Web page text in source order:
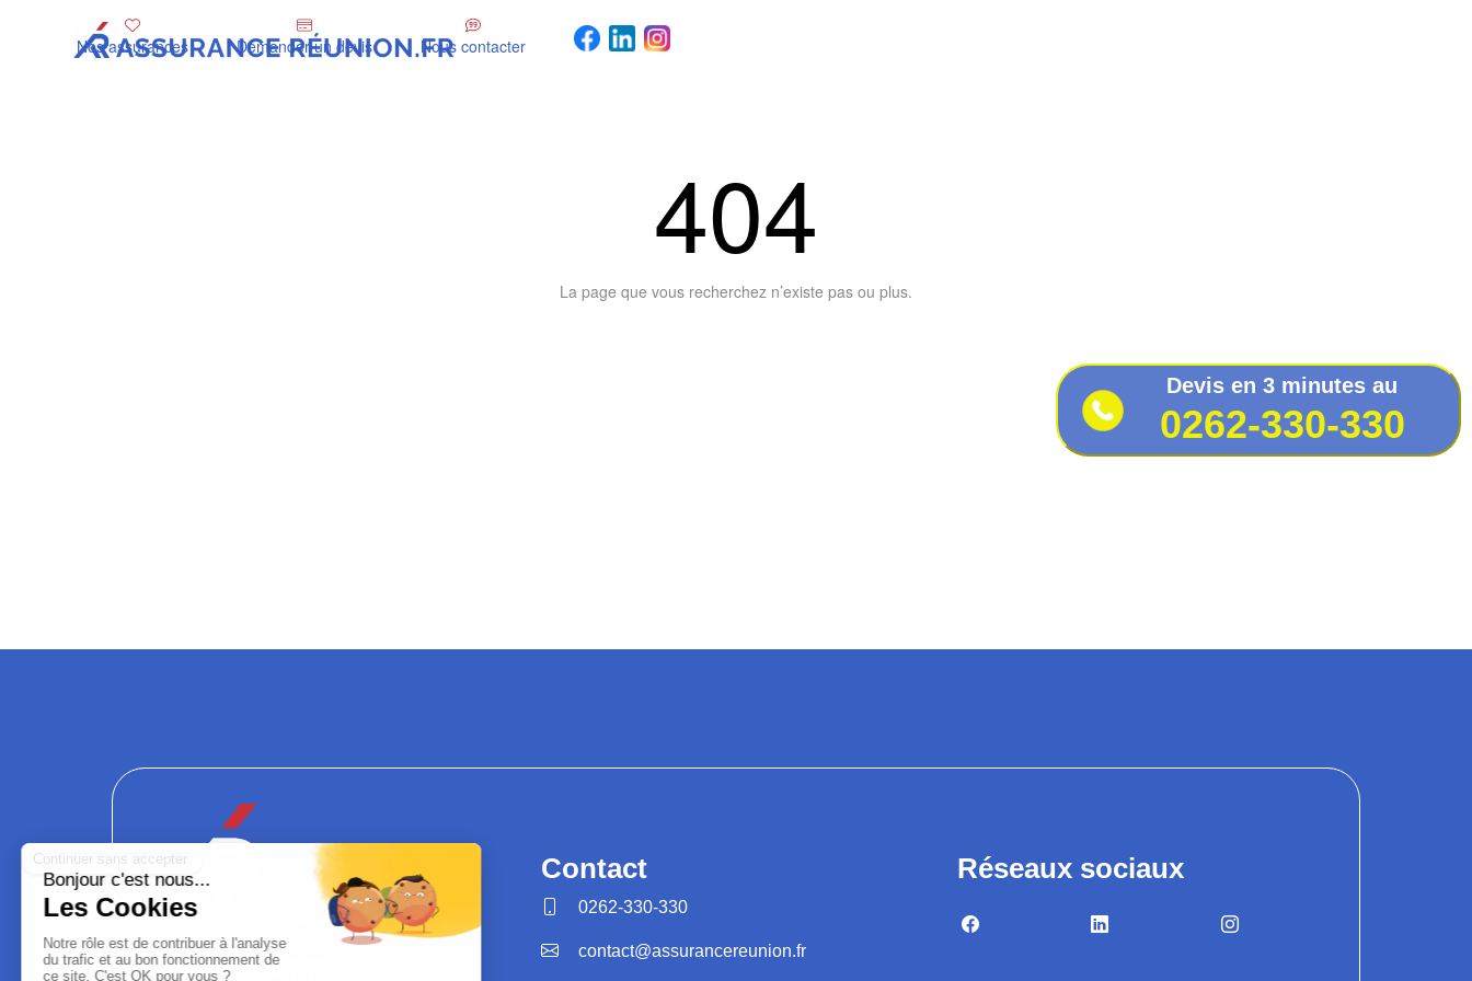
Nos assurances Demander un devis Nous contacter
404
La page que vous recherchez n’existe pas ou plus.
Devis en 3 minutes au
0262-330-330
ASSURANCE
RÉUNION.FR
Contact
0262-330-330
contact@assurancereunion.fr
Réseaux sociaux